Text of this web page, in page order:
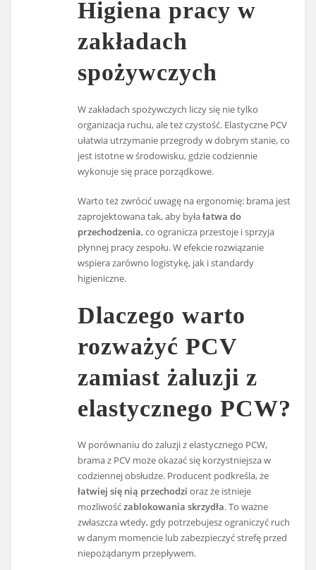
Higiena pracy w
zakładach
spożywczych
W zakładach spożywczych liczy się nie tylko
organizacja ruchu, ale też czystość. Elastyczne PCV
ułatwia utrzymanie przegrody w dobrym stanie, co
jest istotne w środowisku, gdzie codziennie
wykonuje się prace porządkowe.
Warto też zwrócić uwagę na ergonomię: brama jest
zaprojektowana tak, aby byłałatwa do
przechodzenia, co ogranicza przestoje i sprzyja
płynnej pracy zespołu. W efekcie rozwiązanie
wspiera zarówno logistykę, jak i standardy
higieniczne.
Dlaczego warto
rozważyć PCV
zamiast żaluzji z
elastycznego PCW?
W porównaniu do żaluzji z elastycznego PCW,
brama z PCV może okazać się korzystniejsza w
codziennej obsłudze. Producent podkreśla, że
łatwiej się nią przechodzi oraz że istnieje
możliwośćzablokowania skrzydła. To ważne
zwłaszcza wtedy, gdy potrzebujesz ograniczyć ruch
w danym momencie lub zabezpieczyć strefę przed
niepożądanym przepływem.